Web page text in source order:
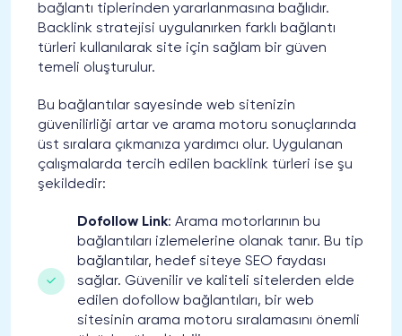
bağlantı tiplerinden yararlanmasına bağlıdır.
Backlink stratejisi uygulanırken farklı bağlantı
türleri kullanılarak site için sağlam bir güven
temeli oluşturulur.
Bu bağlantılar sayesinde web sitenizin
güvenilirliği artar ve arama motoru sonuçlarında
üst sıralara çıkmanıza yardımcı olur. Uygulanan
çalışmalarda tercih edilen backlink türleri ise şu
şekildedir:
Dofollow Link: Arama motorlarının bu
bağlantıları izlemelerine olanak tanır. Bu tip
bağlantılar, hedef siteye SEO faydası
sağlar. Güvenilir ve kaliteli sitelerden elde
edilen dofollow bağlantıları, bir web
sitesinin arama motoru sıralamasını önemli